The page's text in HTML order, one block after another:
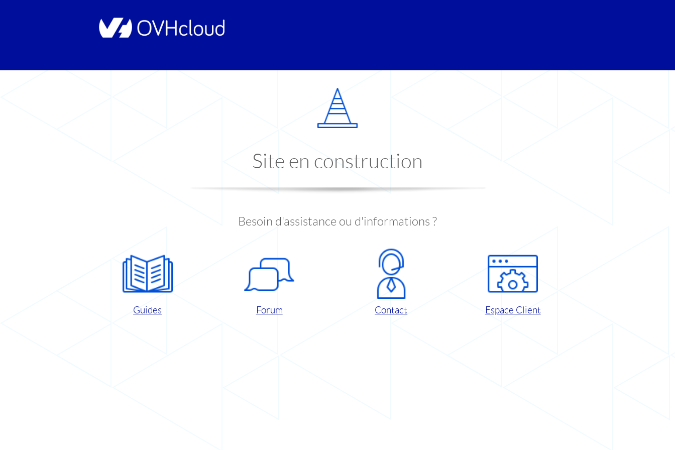
Site en construction
Besoin d'assistance ou d'informations ?
Guides Forum Contact Espace Client